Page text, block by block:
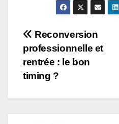
Navigation
de
l’article
Reconversion
professionnelle et
rentrée : le bon
timing ?